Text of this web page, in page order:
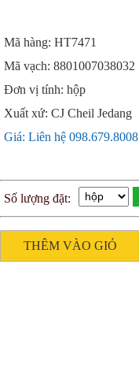
Mã hàng: HT7471
Mã vạch: 8801007038032
Đơn vị tính: hộp
Xuất xứ: CJ Cheil Jedang
Giá: Liên hệ 098.679.8008
Số lượng đặt:
THÊM VÀO GIỎ